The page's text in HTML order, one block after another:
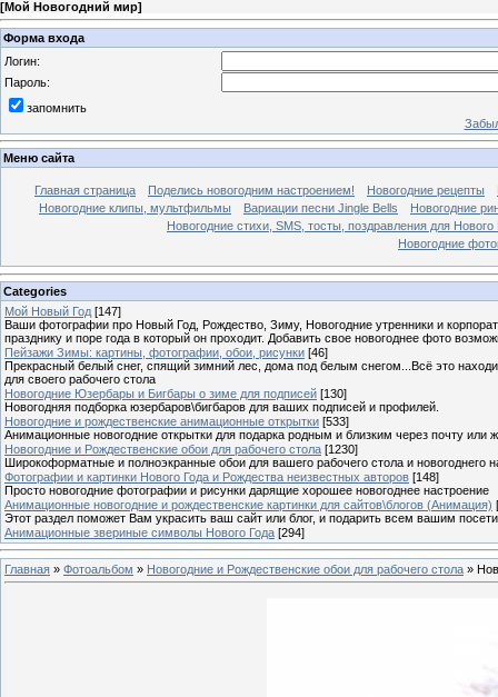
[Мой Новогодний мир]
Форма входа
Логин:
Пароль:
запомнить
Меню сайта
Главная страница Поделись новогодним настроением! Новогодние рецепты
Новогодние клипы, мультфильмы
Вариации песни Jingle Bells
Новогодние
Новогодние стихи, SMS, тосты, поздравления для
Новогодние
Categories
Мой Новый Год [147]
Ваши фотографии про Новый Год, Рождество, Зиму, Новогодние утренники и
празднику и поре года в который он проходит. Добавить свое новогоднее фото
Пейзажи Зимы: картины, фотографии, обои, рисунки [46]
Прекрасный белый снег, спящий зимний лес, дома под белым снегом...Всё это
для своего рабочего стола
Новогодние Юзербары и Бигбары о зиме для подписей [130]
Новогодняя подборка юзербаров\бигбаров для ваших подписей и профилей.
Новогодние и рождественские анимационные открытки [533]
Анимационные новогодние открытки для подарка родным и близким через почту или
Новогодние и Рождественские обои для рабочего стола [1230]
Широкоформатные и полноэкранные обои для вашего рабочего стола и новогоднего
Фотографии и картинки Нового Года и Рождества неизвестных авторов [148]
Просто новогодние фотографии и рисунки дарящие хорошее новогоднее настроение
Анимационные новогодние и рождественские картинки для сайтов\блогов (Анимация)
Этот раздел поможет Вам украсить ваш сайт или блог, и подарить всем вашим
Анимационные звериные символы Нового Года [294]
Главная » Фотоальбом » Новогодние и Рождественские обои для рабочего стола »